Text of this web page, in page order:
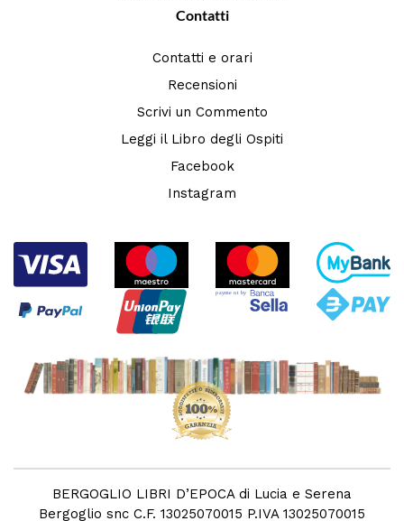
Contatti
Contatti e orari
Recensioni
Scrivi un Commento
Leggi il Libro degli Ospiti
Facebook
Instagram
BERGOGLIO LIBRI D’EPOCA di Lucia e Serena
Bergoglio snc C.F. 13025070015 P.IVA 13025070015